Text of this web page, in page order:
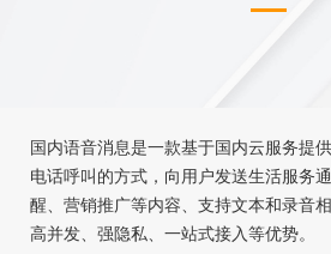
国内语音消息是一款基于国内云服务提
电话呼叫的方式，向用户发送生活服务
醒、营销推广等内容、支持文本和录音
高并发、强隐私、一站式接入等优势。